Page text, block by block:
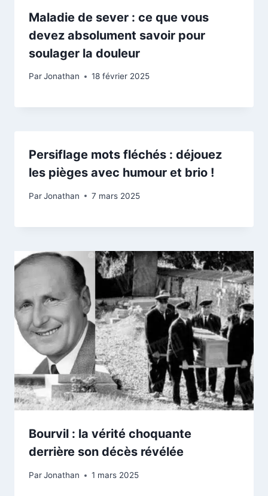
Maladie de sever : ce que vous
devez absolument savoir pour
soulager la douleur
ParJonathan 18 février 2025
Persiflage mots fléchés : déjouez
les pièges avec humour et brio !
ParJonathan 7 mars 2025
Bourvil : la vérité choquante
derrière son décès révélée
ParJonathan 1 mars 2025